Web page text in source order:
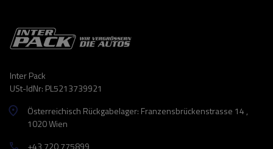
Inter Pack
USt-IdNr: PL5213739921
Österreichisch Rückgabelager: Franzensbrückenstrasse 14 ,
1020 Wien
+43 720 775899